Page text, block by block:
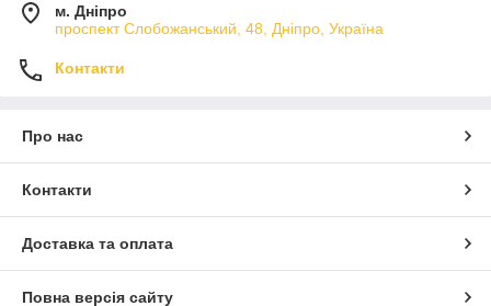
м. Дніпро
проспект Слобожанський, 48, Дніпро, Україна
Контакти
Про нас
Контакти
Доставка та оплата
Повна версія сайту